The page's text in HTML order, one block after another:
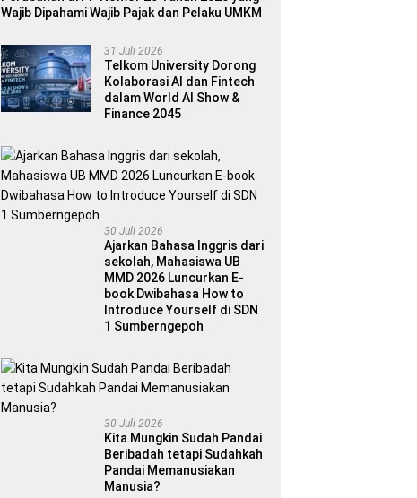
Wajib Dipahami Wajib Pajak dan Pelaku UMKM
31 Juli 2026
Telkom University Dorong
Kolaborasi AI dan Fintech
dalam World AI Show &
Finance 2045
30 Juli 2026
Ajarkan Bahasa Inggris dari
sekolah, Mahasiswa UB
MMD 2026 Luncurkan E-
book Dwibahasa How to
Introduce Yourself di SDN
1 Sumberngepoh
30 Juli 2026
Kita Mungkin Sudah Pandai
Beribadah tetapi Sudahkah
Pandai Memanusiakan
Manusia?